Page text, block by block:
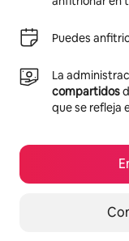
Puedes
La
compartidos
que se refleja